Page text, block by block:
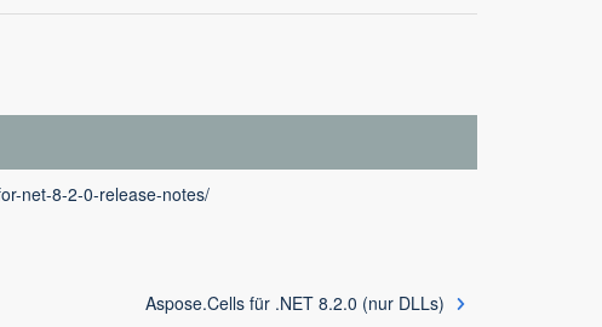
net-8-2-0-release-notes/
Aspose.Cells für .NET 8.2.0 (nur DLLs)